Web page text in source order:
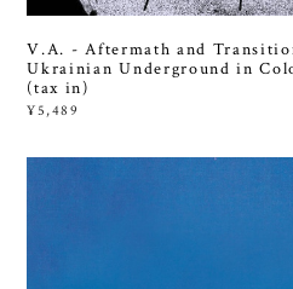
V.A. - Aftermath and
Ukrainian Underground in
(tax in)
¥5,489